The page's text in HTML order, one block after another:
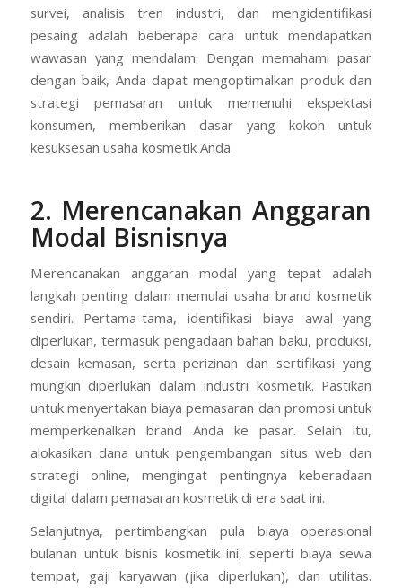
survei, analisis tren industri, dan mengidentifikasi
pesaing adalah beberapa cara untuk mendapatkan
wawasan yang mendalam. Dengan memahami pasar
dengan baik, Anda dapat mengoptimalkan produk dan
strategi pemasaran untuk memenuhi ekspektasi
konsumen, memberikan dasar yang kokoh untuk
kesuksesan usaha kosmetik Anda.
2. Merencanakan Anggaran
Modal Bisnisnya
Merencanakan anggaran modal yang tepat adalah
langkah penting dalam memulai usaha brand kosmetik
sendiri. Pertama-tama, identifikasi biaya awal yang
diperlukan, termasuk pengadaan bahan baku, produksi,
desain kemasan, serta perizinan dan sertifikasi yang
mungkin diperlukan dalam industri kosmetik. Pastikan
untuk menyertakan biaya pemasaran dan promosi untuk
memperkenalkan brand Anda ke pasar. Selain itu,
alokasikan dana untuk pengembangan situs web dan
strategi online, mengingat pentingnya keberadaan
digital dalam pemasaran kosmetik di era saat ini.
Selanjutnya, pertimbangkan pula biaya operasional
bulanan untuk bisnis kosmetik ini, seperti biaya sewa
tempat, gaji karyawan (jika diperlukan), dan utilitas.